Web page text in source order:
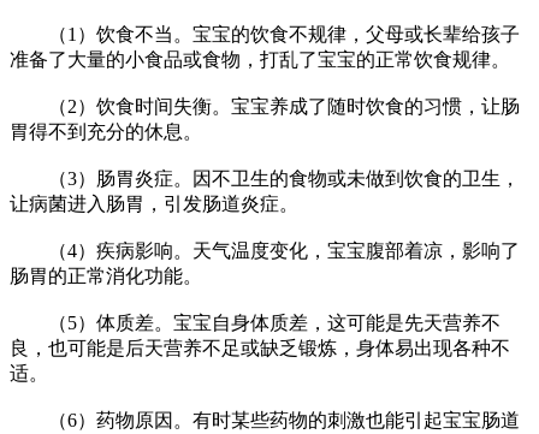
（1）饮食不当。宝宝的饮食不规律，父母或长辈给孩子
准备了大量的小食品或食物，打乱了宝宝的正常饮食规律。
（2）饮食时间失衡。宝宝养成了随时饮食的习惯，让肠
胃得不到充分的休息。
（3）肠胃炎症。因不卫生的食物或未做到饮食的卫生，
让病菌进入肠胃，引发肠道炎症。
（4）疾病影响。天气温度变化，宝宝腹部着凉，影响了
肠胃的正常消化功能。
（5）体质差。宝宝自身体质差，这可能是先天营养不
良，也可能是后天营养不足或缺乏锻炼，身体易出现各种不
适。
（6）药物原因。有时某些药物的刺激也能引起宝宝肠道